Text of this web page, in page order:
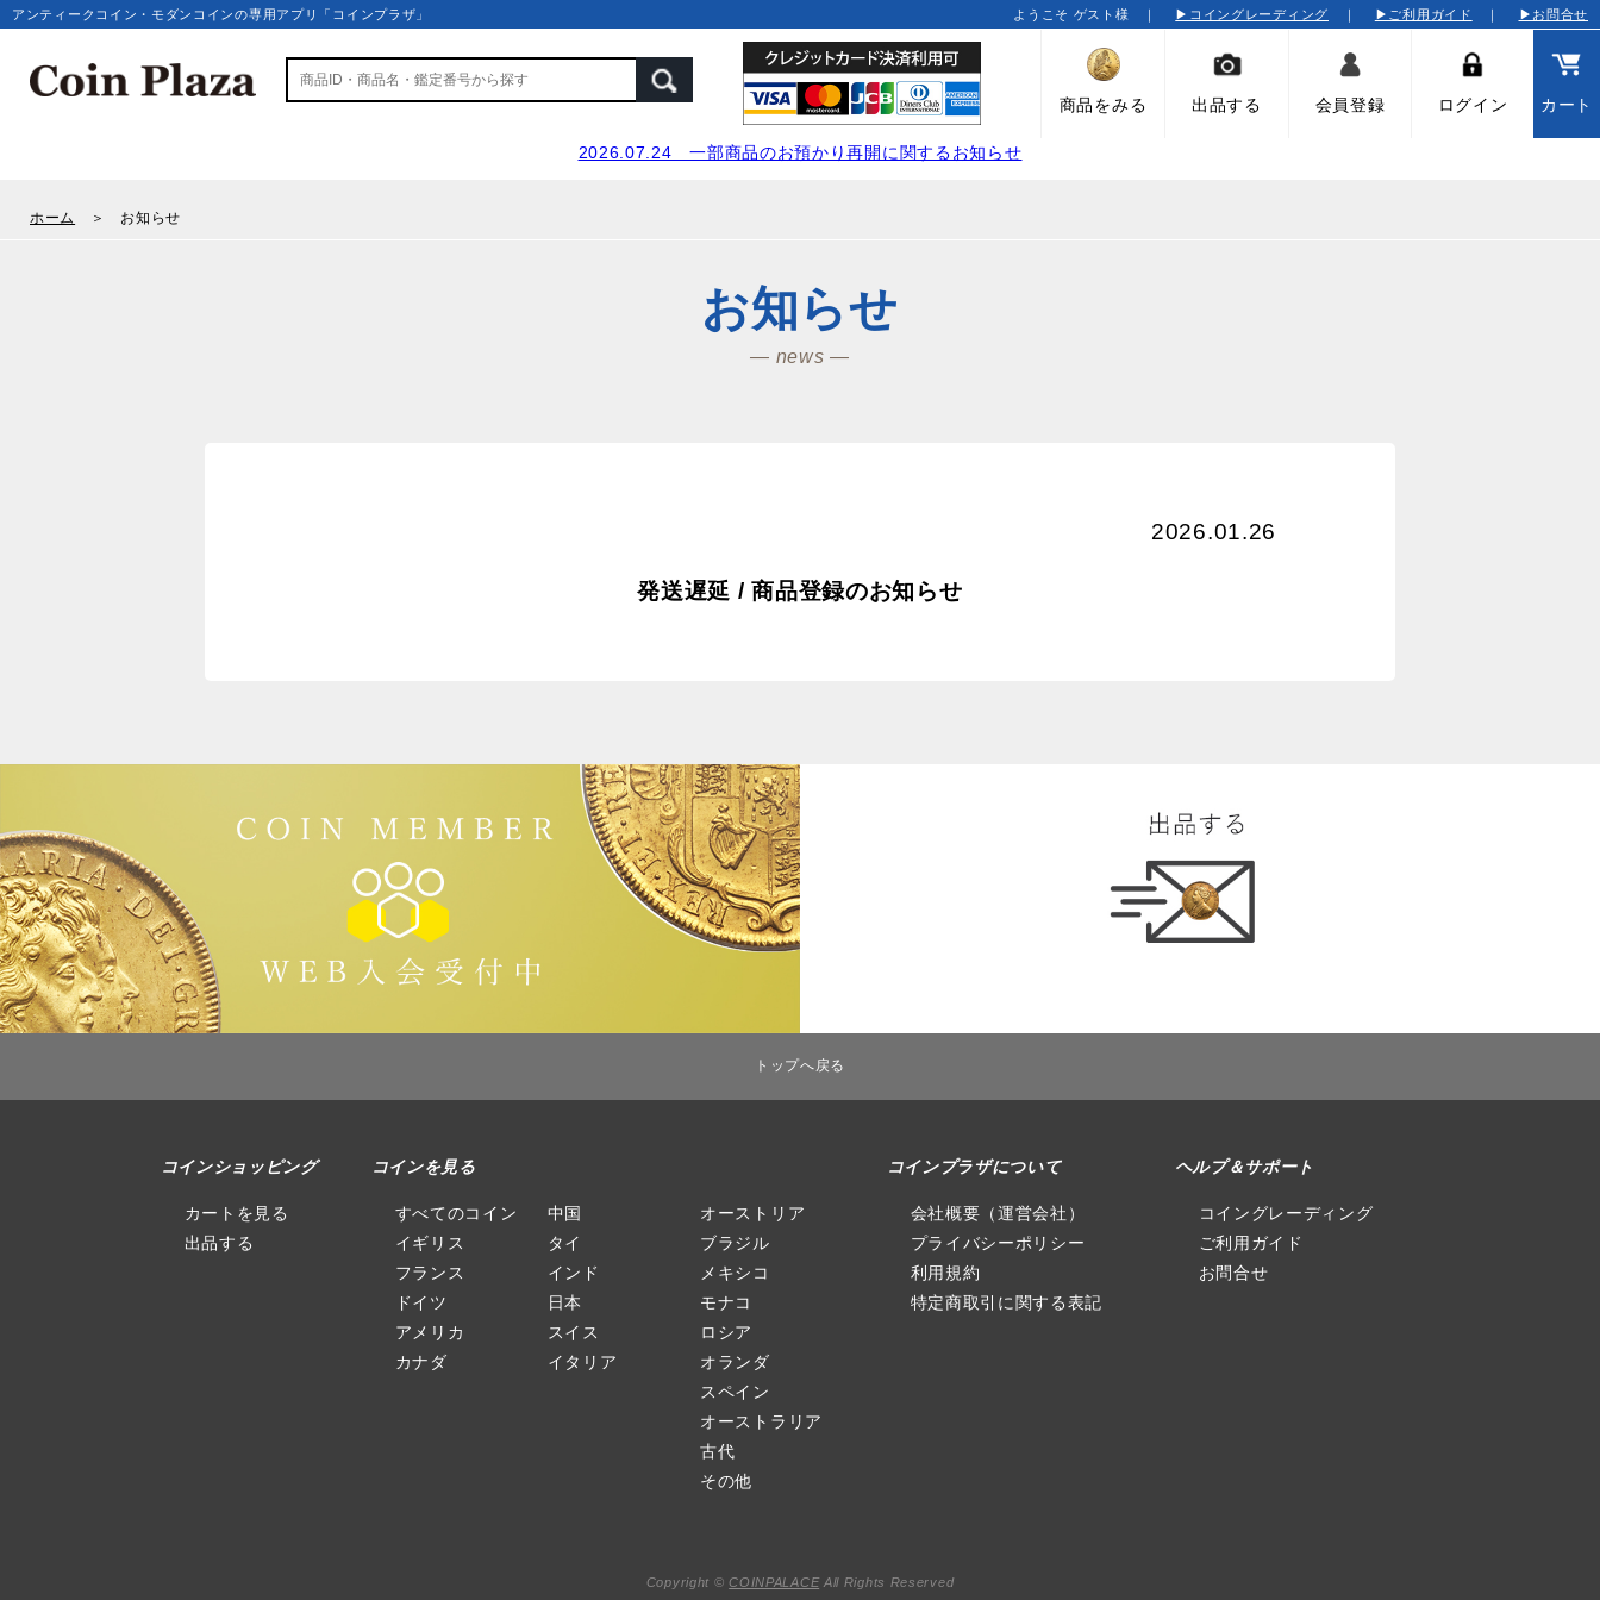
アンティークコイン・モダンコインの専用アプリ「コインプラザ」 ようこそ ゲスト様 ｜ ▶コイングレーディング ｜ ▶ご利用ガイド ｜ ▶お問合せ
商品をみる 出品する 会員登録 ログイン カート
2026.07.24 一部商品のお預かり再開に関するお知らせ
ホーム ＞ お知らせ
お知らせ
― news ―
2026.01.26
発送遅延 / 商品登録のお知らせ
トップへ戻る
コインショッピング
カートを見る
出品する
コインを見る
すべてのコイン
イギリス
フランス
ドイツ
アメリカ
カナダ
中国
タイ
インド
日本
スイス
イタリア
オーストリア
ブラジル
メキシコ
モナコ
ロシア
オランダ
スペイン
オーストラリア
古代
その他
コインプラザについて
会社概要（運営会社）
プライバシーポリシー
利用規約
特定商取引に関する表記
ヘルプ＆サポート
コイングレーディング
ご利用ガイド
お問合せ
Copyright ©COINPALACE All Rights Reserved